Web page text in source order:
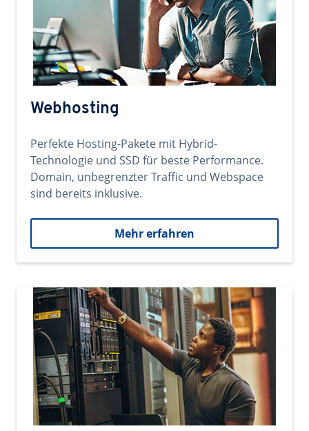
Webhosting
Perfekte Hosting-Pakete mit Hybrid-
Technologie und SSD für beste Performance.
Domain, unbegrenzter Traffic und Webspace
sind bereits inklusive.
Mehr erfahren